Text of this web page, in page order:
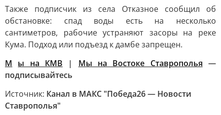
Также подписчик из села Отказное сообщил об
обстановке: спад воды есть на несколько
сантиметров, рабочие устраняют засоры на реке
Кума. Подход или подъезд к дамбе запрещен.
М ы на КМВ | Мы на Востоке Ставрополья —
подписывайтесь
Источник: Канал в МАКС "Победа26 — Новости
Ставрополья"